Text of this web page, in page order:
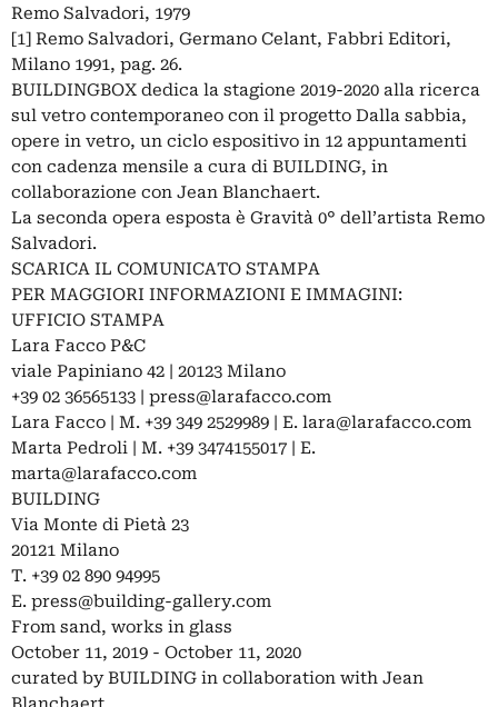
Remo Salvadori, 1979
[1] Remo Salvadori, Germano Celant, Fabbri Editori,
Milano 1991, pag. 26.
BUILDINGBOX dedica la stagione 2019-2020 alla ricerca
sul vetro contemporaneo con il progetto Dalla sabbia,
opere in vetro, un ciclo espositivo in 12 appuntamenti
con cadenza mensile a cura di BUILDING, in
collaborazione con Jean Blanchaert.
La seconda opera esposta è Gravità 0° dell’artista Remo
Salvadori.
SCARICA IL COMUNICATO STAMPA
PER MAGGIORI INFORMAZIONI E IMMAGINI:
UFFICIO STAMPA
Lara Facco P&C
viale Papiniano 42 | 20123 Milano
+39 02 36565133 | press@larafacco.com
Lara Facco | M. +39 349 2529989 | E. lara@larafacco.com
Marta Pedroli | M. +39 3474155017 | E.
marta@larafacco.com
BUILDING
Via Monte di Pietà 23
20121 Milano
T. +39 02 890 94995
E. press@building-gallery.com
From sand, works in glass
October 11, 2019 - October 11, 2020
curated by BUILDING in collaboration with Jean